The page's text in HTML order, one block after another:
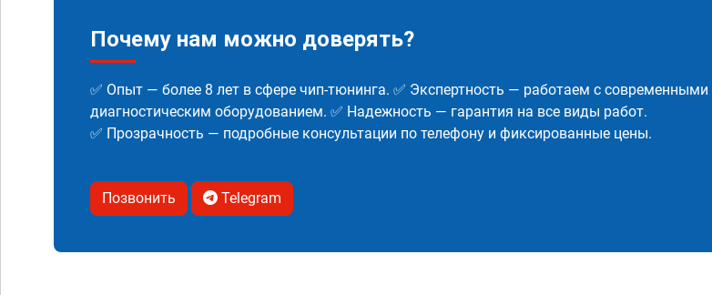
Почему нам можно доверять?
✅ Опыт — более 8 лет в сфере чип-тюнинга. ✅ Экспертность — работаем с
диагностическим оборудованием. ✅ Надежность — гарантия на все виды работ.
✅ Прозрачность — подробные консультации по телефону и фиксированные цены.
Позвонить Telegram